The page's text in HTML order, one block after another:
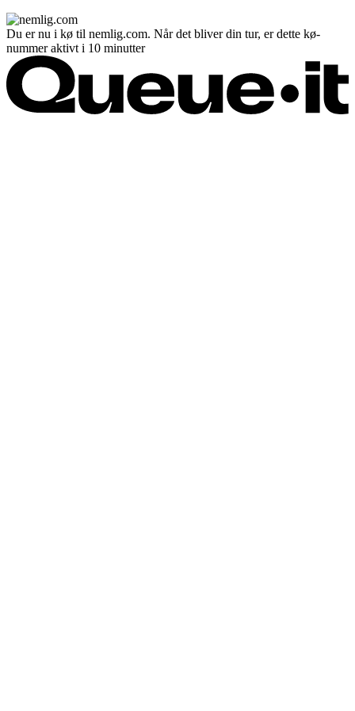
Du er nu i kø til nemlig.com. Når det bliver din tur, er dette kø-
nummer aktivt i 10 minutter